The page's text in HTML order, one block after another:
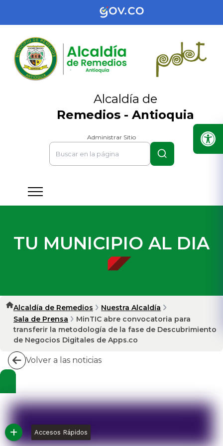
Alcaldía de
Remedios - Antioquia
Administrar Sitio
TU MUNICIPIO AL DIA
Alcaldía de Remedios
Nuestra Alcaldía
Sala de Prensa
MinTIC abre convocatoria para
transferir la metodología de la fase de Descubrimiento
de Negocios Digitales de Apps.co
Volver a las noticias
Accesos Rápidos